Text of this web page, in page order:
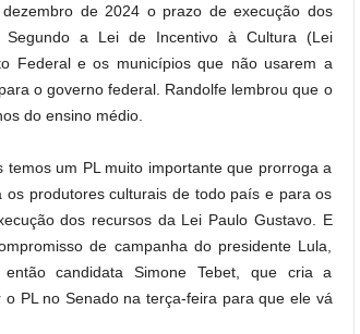
de 2024 o prazo de execução dos
Segundo a Lei de Incentivo à Cultura (Lei
Federal e os municípios que não usarem a
o governo federal. Randolfe lembrou que o
do ensino médio.
um PL muito importante que prorroga a
produtores culturais de todo país e para os
dos recursos da Lei Paulo Gustavo. E
de campanha do presidente Lula,
então candidata Simone Tebet, que cria a
PL no Senado na terça-feira para que ele vá